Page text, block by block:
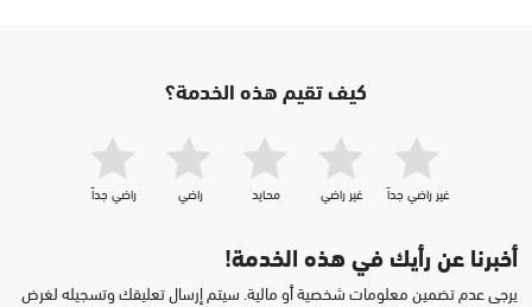
كيف تقيم هذه الخدمة؟
غير راضي جداّ غير راضي محايد راضي راضي جداّ
أخبرنا عن رأيك في هذه الخدمة!
يرجى عدم تضمين معلومات شخصية أو مالية. سيتم إرسال تعليقك وتسجيله لغرض